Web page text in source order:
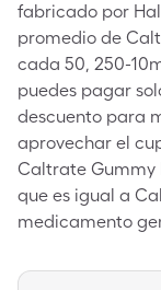
fabricado por
promedio de
cada 50, 250-
puedes pagar
descuento para
aprovechar el
Caltrate Gummy
que es igual a
medicamento